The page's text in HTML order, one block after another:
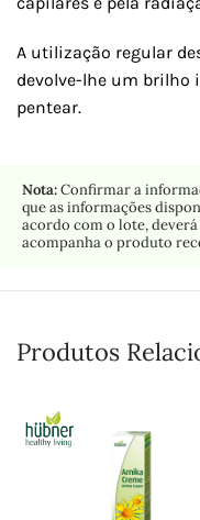
A utilização regular
devolve-lhe um brilho
pentear.
Nota:Confirmar a
que as informações
acordo com o lote,
acompanha o produto
Produtos